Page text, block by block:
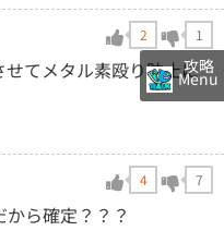
2 1
てメタル素殴り防止に
4 7
ら確定？？？
攻略
Menu